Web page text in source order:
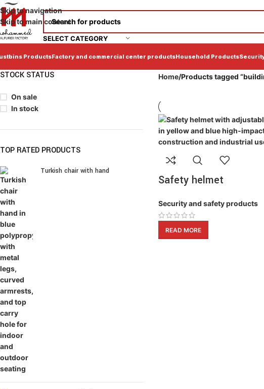
Skip to navigation
Skip to main content
SELECT CATEGORY
ProductsFactory and commercial center productsHousehold Products
STOCK STATUS
On sale
In stock
TOP RATED PRODUCTS
Turkish chair with hand
Home Products tagged
Safety helmet
Security and safety products
READ MORE